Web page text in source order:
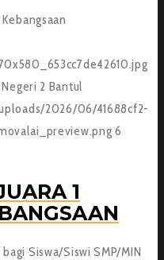
Negeri 2 Bantul
2026/06/41688cf2-
6
1
Siswa/Siswi SMP/MIN